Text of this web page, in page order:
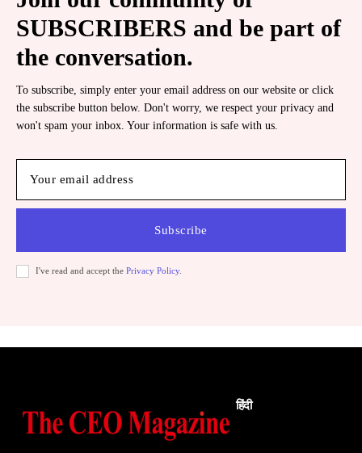
SUBSCRIBERS and be part of
the conversation.
To subscribe, simply enter your email address on our website or click
the subscribe button below. Don't worry, we respect your privacy and
won't spam your inbox. Your information is safe with us.
Subscribe
I've read and accept the Privacy Policy.
हिंदी